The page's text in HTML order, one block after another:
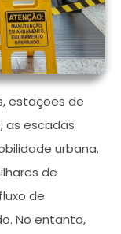
estações de
as escadas
urbana.
de
de
No entanto,